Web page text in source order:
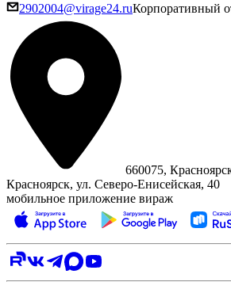
2902004@virage24.ruКорпоративный
660075,
Красноярск, ул. Северо‑Енисейская, 40
мобильное приложение вираж